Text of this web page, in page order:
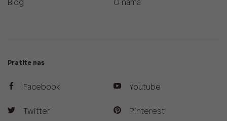
Blog O nama
Pratite nas
Facebook
Twitter
Youtube
Pinterest